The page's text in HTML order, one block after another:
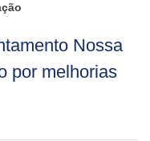
Nossa
por melhorias